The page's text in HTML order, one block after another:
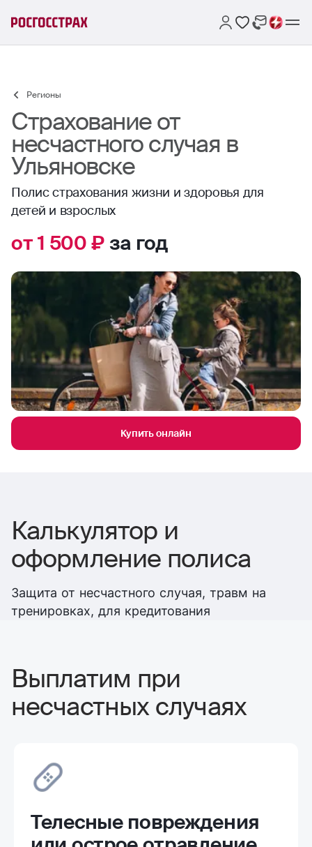
Регионы
Страхование от
несчастного случая в
Ульяновске
Полис страхования жизни и здоровья для
детей и взрослых
от 1 500 ₽за год
Купить онлайн
Калькулятор и
оформление полиса
Защита от несчастного случая, травм на
тренировках, для кредитования
Выплатим при
несчастных случаях
Телесные повреждения